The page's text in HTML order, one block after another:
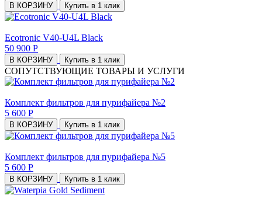
В КОРЗИНУ Купить в 1 клик
Ecotronic V40-U4L Black
50 900 Р
В КОРЗИНУ Купить в 1 клик
СОПУТСТВУЮЩИЕ ТОВАРЫ И УСЛУГИ
Комплект фильтров для пурифайера №2
5 600 Р
В КОРЗИНУ Купить в 1 клик
Комплект фильтров для пурифайера №5
5 600 Р
В КОРЗИНУ Купить в 1 клик